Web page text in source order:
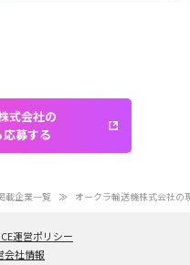
式会社の
募する
載企業一覧 オークラ輸送機株式会社の
運営ポリシー
会社情報